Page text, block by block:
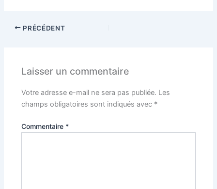
PRÉCÉDENT
Laisser un commentaire
Votre adresse e-mail ne sera pas publiée. Les
champs obligatoires sont indiqués avec *
Commentaire *